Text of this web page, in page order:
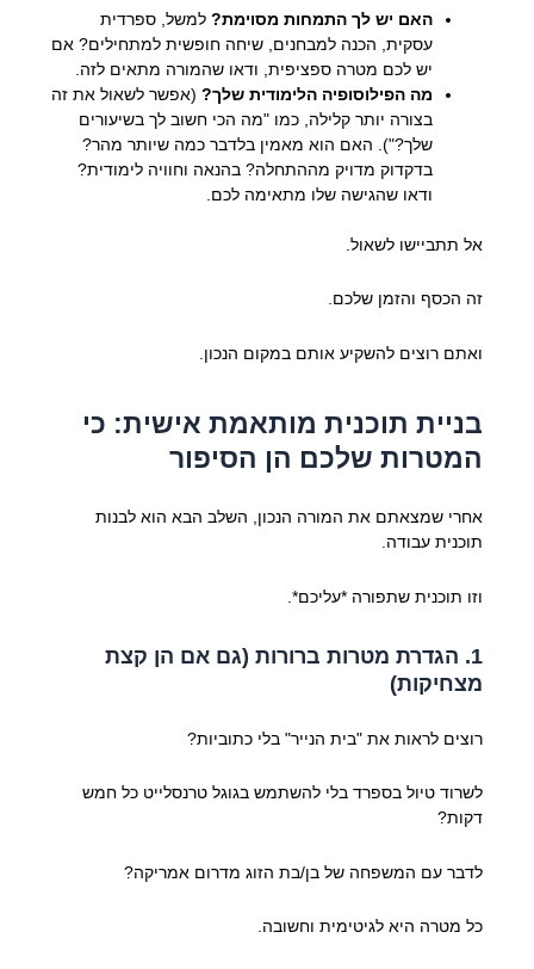
האם יש לך התמחות מסוימת?למשל, ספרדית
עסקית, הכנה למבחנים, שיחה חופשית למתחילים? אם
יש לכם מטרה ספציפית, ודאו שהמורה מתאים לזה.
מה הפילוסופיה הלימודית שלך?(אפשר לשאול את זה
בצורה יותר קלילה, כמו "מה הכי חשוב לך בשיעורים
שלך?"). האם הוא מאמין בלדבר כמה שיותר מהר?
בדקדוק מדויק מההתחלה? בהנאה וחוויה לימודית?
ודאו שהגישה שלו מתאימה לכם.
אל תתביישו לשאול.
זה הכסף והזמן שלכם.
ואתם רוצים להשקיע אותם במקום הנכון.
בניית תוכנית מותאמת אישית: כי
המטרות שלכם הן הסיפור
אחרי שמצאתם את המורה הנכון, השלב הבא הוא לבנות
תוכנית עבודה.
וזו תוכנית שתפורה *עליכם*.
1. הגדרת מטרות ברורות (גם אם הן קצת
מצחיקות)
רוצים לראות את "בית הנייר" בלי כתוביות?
לשרוד טיול בספרד בלי להשתמש בגוגל טרנסלייט כל חמש
דקות?
לדבר עם המשפחה של בן/בת הזוג מדרום אמריקה?
כל מטרה היא לגיטימית וחשובה.